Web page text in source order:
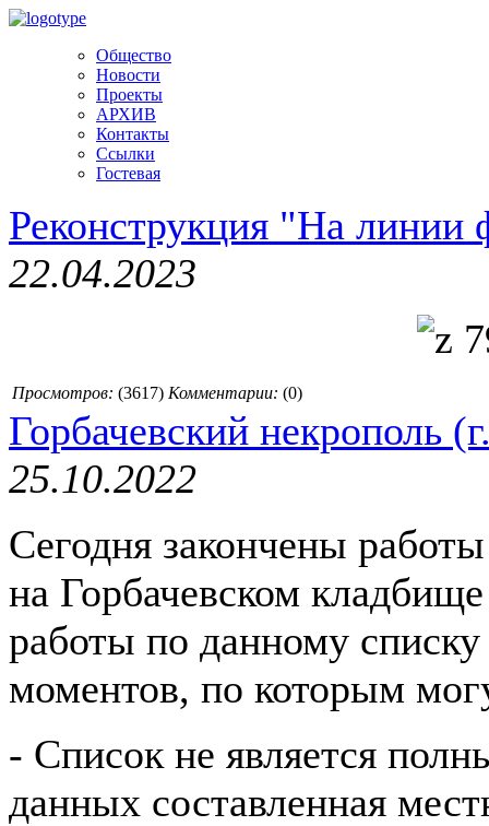
Общество
Новости
Проекты
АРХИВ
Контакты
Ссылки
Гостевая
Реконструкция "На линии
22.04.2023
Просмотров: (3617) Комментарии: (0)
Горбачевский некрополь
25.10.2022
Сегодня закончены
на Горбачевском
работы по данному списку
моментов, по которым
- Список не является
данных составленная